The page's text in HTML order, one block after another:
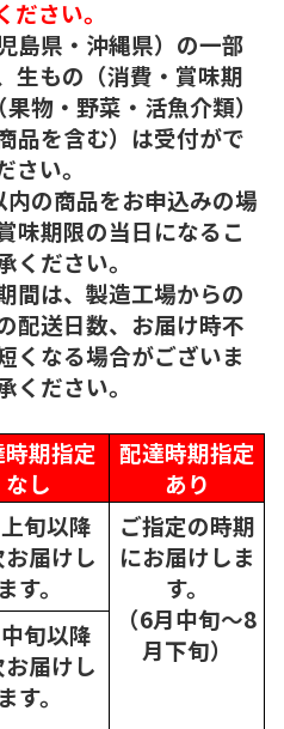
さい。
島県・沖縄県）の一部
生もの（消費・賞味期
物・野菜・活魚介類）
品を含む）は受付がで
い。
の商品をお申込みの場
味期限の当日になるこ
ください。
間は、製造工場からの
配送日数、お届け時不
くなる場合がございま
ください。
期指定
なし
配達時期指定
あり
旬以降
お届けし
ます。
ご指定の時期
にお届けしま
す。
（6月中旬～8
月下旬）
旬以降
お届けし
ます。